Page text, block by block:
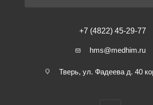
+7 (4822) 45-29-77
hms@medhim.ru
Тверь, ул. Фадеева д. 40